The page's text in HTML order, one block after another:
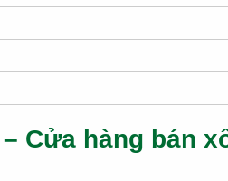
Cửa hàng bán